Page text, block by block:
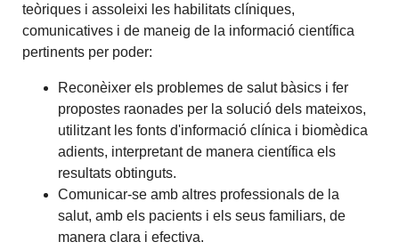
teòriques i assoleixi les habilitats clíniques,
comunicatives i de maneig de la informació científica
pertinents per poder:
Reconèixer els problemes de salut bàsics i fer
propostes raonades per la solució dels mateixos,
utilitzant les fonts d'informació clínica i biomèdica
adients, interpretant de manera científica els
resultats obtinguts.
Comunicar-se amb altres professionals de la
salut, amb els pacients i els seus familiars, de
manera clara i efectiva.